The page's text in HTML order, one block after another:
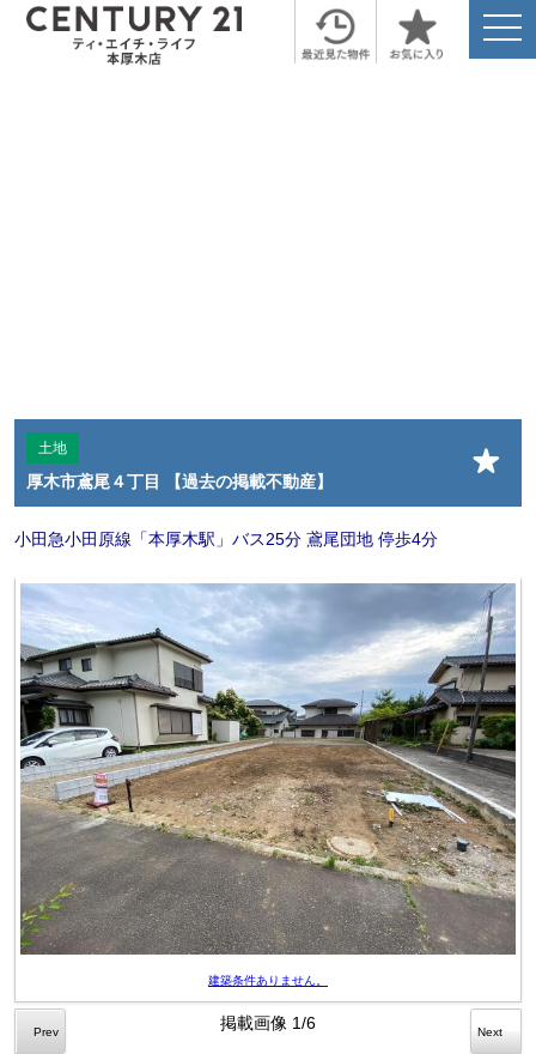
土地
厚木市鳶尾４丁目 【過去の掲載不動産】
小田急小田原線「本厚木駅」バス25分 鳶尾団地 停歩4分
建築条件ありません。
掲載画像 1/6